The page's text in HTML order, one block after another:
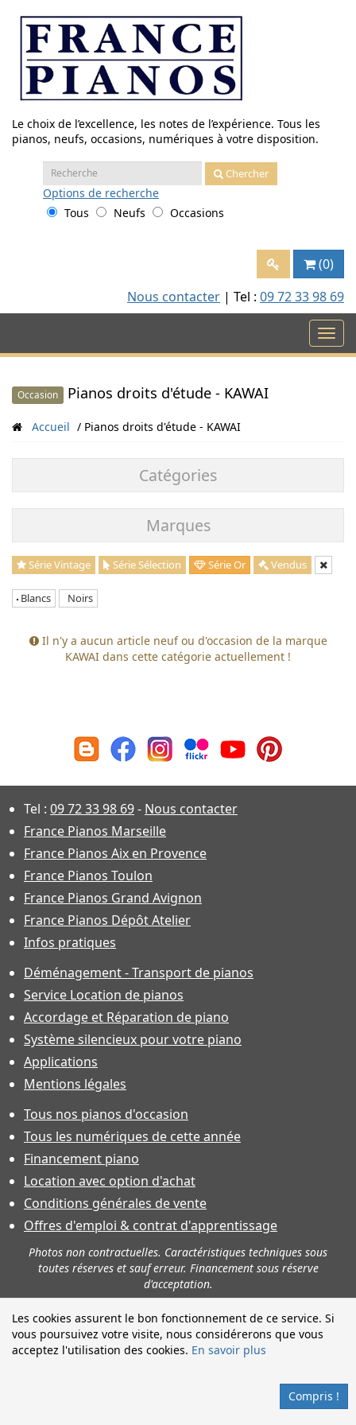
contenu
Les cookies assurent le bon fonctionnement de ce service. Si
vous poursuivez votre visite, nous considérerons que vous
acceptez l'utilisation des cookies. En savoir plus
Compris !
Le choix de l’excellence, les notes de l’expérience. Tous les
pianos, neufs, occasions, numériques à votre disposition.
Recherche
:
Chercher
Options de recherche
Tous
Neufs Occasions
(0)
Nous contacter | Tel : 09 72 33 98 69
Occasion Pianos droits d'étude - KAWAI
Accueil Pianos droits d'étude - KAWAI
Catégories
Marques
Série Vintage Série Sélection Série Or Vendus
Blancs Noirs
Il n'y a aucun article neuf ou d'occasion de la marque
KAWAI dans cette catégorie actuellement !
Tel : 09 72 33 98 69- Nous contacter
France Pianos Marseille
France Pianos Aix en Provence
France Pianos Toulon
France Pianos Grand Avignon
France Pianos Dépôt Atelier
Infos pratiques
Déménagement - Transport de pianos
Service Location de pianos
Accordage et Réparation de piano
Système silencieux pour votre piano
Applications
Mentions légales
Tous nos pianos d'occasion
Tous les numériques de cette année
Financement piano
Location avec option d'achat
Conditions générales de vente
Offres d'emploi & contrat d'apprentissage
Photos non contractuelles. Caractéristiques techniques sous
toutes réserves et sauf erreur. Financement sous réserve
d'acceptation.